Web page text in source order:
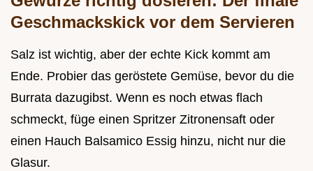
Geschmackskick vor dem Servieren
Salz ist wichtig, aber der echte Kick kommt am
Ende. Probier das geröstete Gemüse, bevor du die
Burrata dazugibst. Wenn es noch etwas flach
schmeckt, füge einen Spritzer Zitronensaft oder
einen Hauch Balsamico Essig hinzu, nicht nur die
Glasur.